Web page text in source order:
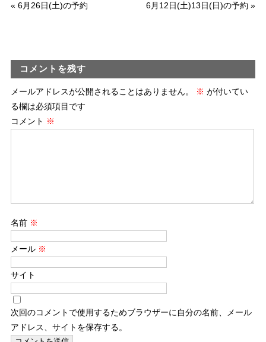
« 6月26日(土)の予約 6月12日(土)13日(日)の予約 »
コメントを残す
メールアドレスが公開されることはありません。 ※ が付いてい
る欄は必須項目です
コメント ※
名前 ※
メール ※
サイト
次回のコメントで使用するためブラウザーに自分の名前、メール
アドレス、サイトを保存する。